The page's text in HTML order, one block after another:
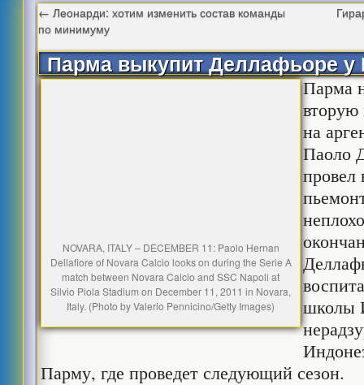
← Леонарди: хотим изменить состав команды
по минимуму
Парма выкупит Деллафьоре
NOVARA, ITALY – DECEMBER 11: Paolo Hernan
Dellafiore of Novara Calcio looks on during the Serie A
match between Novara Calcio and SSC Napoli at
Silvio Piola Stadium on December 11, 2011 in Novara,
Italy. (Photo by Valerio Pennicino/Getty Images)
Парма
на
Паоло
провел
школы
Парму, где проведет следующий сезон.